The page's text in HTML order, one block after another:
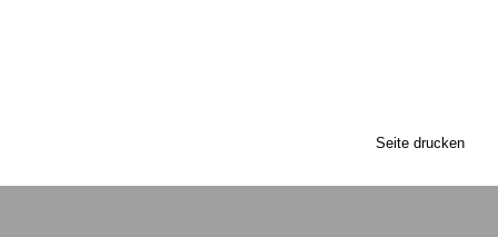
Seite drucken